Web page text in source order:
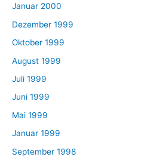
Januar 2000
Dezember 1999
Oktober 1999
August 1999
Juli 1999
Juni 1999
Mai 1999
Januar 1999
September 1998